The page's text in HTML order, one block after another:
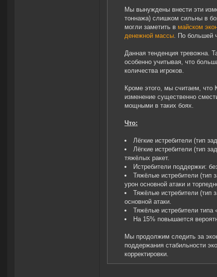
Мы вынуждены внести эти
тоннажа) слишком сильны в
могли заметить в майском
денежной массы. По большей
Данная тенденция тревожна.
особенно учитывая, что
количества игроков.
Кроме этого, мы считаем,
изменение существенно
мощными в таких боях.
Что:
Лёгкие истребители (тип
Лёгкие истребители (тип
тяжёлых ракет.
Истребители поддержки:
Тяжёлые истребители (тип
урон основной атаки и
Тяжёлые истребители (тип
основной атаки.
Тяжёлые истребители типа
На 15% повышается
Мы продолжим следить за
поддержания стабильности
корректировки.